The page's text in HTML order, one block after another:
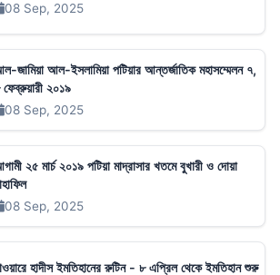
08 Sep, 2025
জামিয়া আল-ইসলামিয়া পটিয়ার আন্তর্জাতিক মহাসম্মেলন ৭,
২০১৯
08 Sep, 2025
২৫ মার্চ ২০১৯ পটিয়া মাদ্রাসার খতমে বুখারী ও দোয়া
08 Sep, 2025
হাদীস ইমতিহানের রুটিন - ৮ এপ্রিল থেকে ইমতিহান শুরু